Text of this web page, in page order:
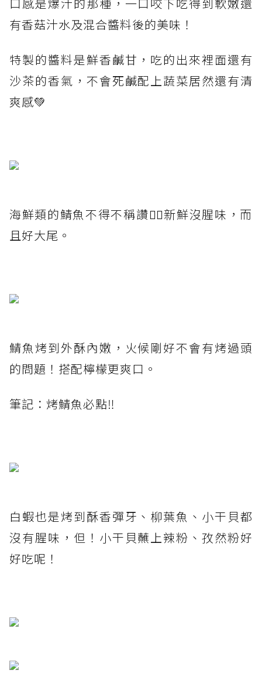
口感是爆汁的那種，一口咬下吃得到軟嫩還
有香菇汁水及混合醬料後的美味！
特製的醬料是鮮香鹹甘，吃的出來裡面還有
沙茶的香氣，不會死鹹配上蔬菜居然還有清
爽感💚
海鮮類的鯖魚不得不稱讚👍🏻新鮮沒腥味，而
且好大尾。
鯖魚烤到外酥內嫩，火候剛好不會有烤過頭
的問題！搭配檸檬更爽口。
筆記：烤鯖魚必點‼️
白蝦也是烤到酥香彈牙、柳葉魚、小干貝都
沒有腥味，但！小干貝蘸上辣粉、孜然粉好
好吃呢！